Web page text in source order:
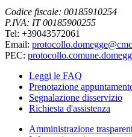
Codice fiscale: 00185910254
P.IVA: IT 00185900255
Tel: +39043572061
Email:
PEC:
Leggi le FAQ
Prenotazione
Segnalazione disservizio
Richiesta d'assistenza
Amministrazione